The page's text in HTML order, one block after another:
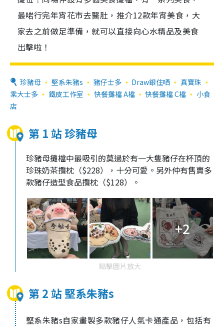
最啱行完年宵花市去醫肚，推介12款年宵美食，大
家去之前做足準備，就可以直接向心水精品及美食
出擊啦！
珍豬母 堅系朱豬s 豬仔士多 Draw銀住哂
真寶珠
乘大士多
鐵皮工作室 快餐攤檔 A檔 快餐攤檔 C檔
小食
店
第 1 站 珍豬母
珍豬母攤檔中最吸引的莫過於有一大隻豬仔在杯頂的
珍珠奶茶攬枕（$228），十分可愛。另外仲有售賣多
款豬仔造型食品攬枕（$128）。
+2
點擊圖片放大
第 2 站 堅系朱豬s
堅系朱豬s自家畫製多款豬仔人氣卡通產品，包括有